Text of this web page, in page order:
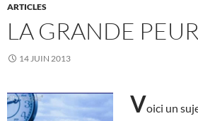
ARTICLES
LA GRANDE PEUR
14 JUIN 2013
Voici un